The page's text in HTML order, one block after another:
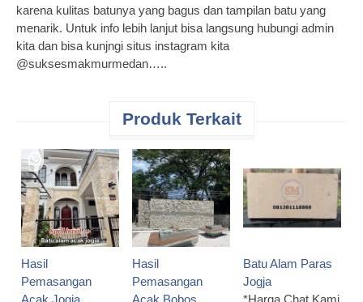
karena kulitas batunya yang bagus dan tampilan batu yang
menarik. Untuk info lebih lanjut bisa langsung hubungi admin
kita dan bisa kunjngi situs instagram kita
@suksesmakmurmedan…..
Produk Terkait
Hasil
Pemasangan
Acak Jogja
Hasil
Pemasangan
Acak Bobos
Batu Alam Paras
Jogja
*Harga Chat Kami